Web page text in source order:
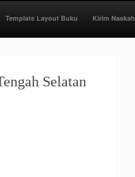
Template Layout Buku Kirim Naskah
Selatan